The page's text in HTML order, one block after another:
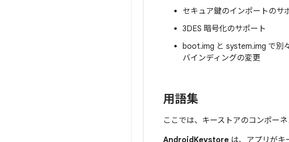
セキュア鍵のインポートのサ
3DES 暗号化のサポート
boot.img と system.img で別
バインディングの変更
用語集
ここでは、キーストアのコンポー
AndroidKeystore は、アプリがキ